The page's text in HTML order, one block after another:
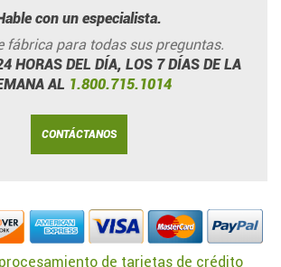
con un especialista.
fábrica para todas sus preguntas.
HORAS DEL DÍA, LOS 7 DÍAS DE LA
AL 1.800.715.1014
CONTÁCTANOS
de tarjetas de crédito